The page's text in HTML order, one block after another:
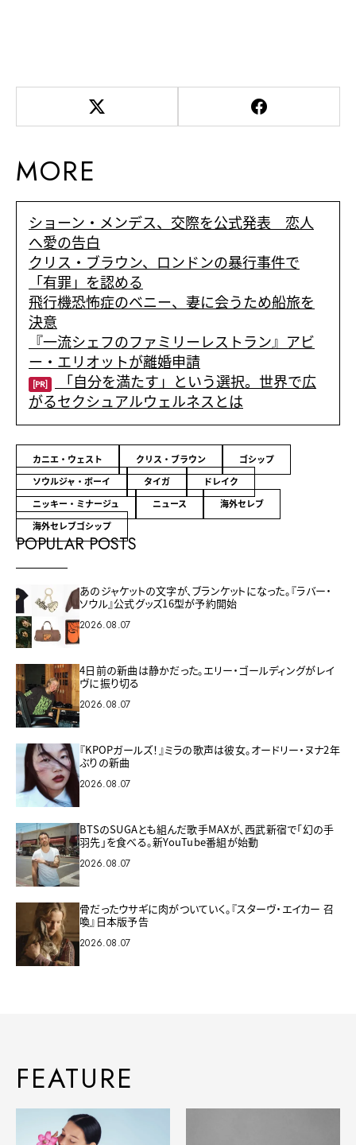
MORE
ショーン・メンデス、交際を公式発表 恋人
へ愛の告白
クリス・ブラウン、ロンドンの暴行事件で
「有罪」を認める
飛行機恐怖症のベニー、妻に会うため船旅を
決意
『一流シェフのファミリーレストラン』アビ
ー・エリオットが離婚申請
[PR] 「自分を満たす」という選択。世界で広
がるセクシュアルウェルネスとは
カニエ・ウェスト クリス・ブラウン
ゴシップ
ソウルジャ・ボーイ
タイガ
ドレイク
ニッキー・ミナージュ
ニュース
海外セレブ
海外セレブゴシップ
POPULAR POSTS
あのジャケットの文字が、ブランケットになった。『ラバー・
ソウル』公式グッズ16型が予約開始
2026.08.07
4日前の新曲は静かだった。エリー・ゴールディングがレイ
ヴに振り切る
2026.08.07
『KPOPガールズ！』ミラの歌声は彼女。オードリー・ヌナ2年
ぶりの新曲
2026.08.07
BTSのSUGAとも組んだ歌手MAXが、西武新宿で「幻の手
羽先」を食べる。新YouTube番組が始動
2026.08.07
骨だったウサギに肉がついていく。『スターヴ・エイカー 召
喚』日本版予告
2026.08.07
FEATURE